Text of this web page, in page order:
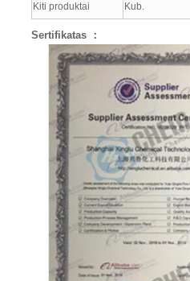
Kiti produktai
Kub.
Sertifikatas ：